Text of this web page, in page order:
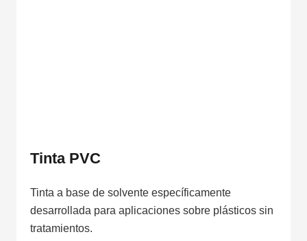
Tinta PVC
Tinta a base de solvente específicamente
desarrollada para aplicaciones sobre plásticos sin
tratamientos.